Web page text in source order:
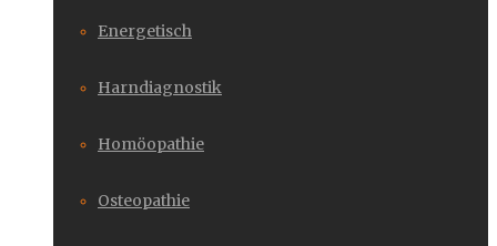
Energetisch
Harndiagnostik
Homöopathie
Osteopathie